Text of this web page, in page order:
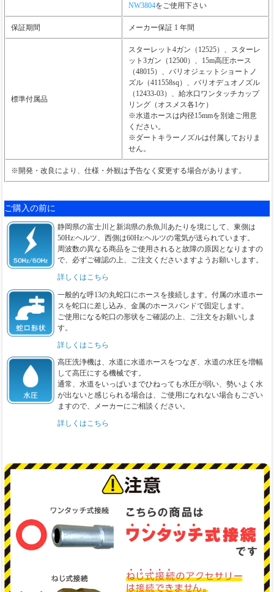
NW3804をご使用下さい
保証期間 メーカー保証 1 年間
標準付属品
スターレット4ガン（12525）、スターレ
ット3ガン（12500）、15m高圧ホース
（48015）、バリオジェットショートノ
ズル（411558sq）、バリオデュオノズル
（12433-03）、給水口ワンタッチカップ
リング（オスメス各1ケ）
※水道ホースは内径15mmを別途ご用意
ください。
※ダートキラーノズルは付属しておりま
せん。
※開発・改良により、仕様・外観は予告なく変更する場合があります。
ご購入の前に
静岡県の富士川と新潟県の糸魚川あたりを境にして、東側は
50Hz:ヘルツ、西側は60Hz:ヘルツの電気が送られています。
周波数の異なる商品をご使用されると故障の原因となりますの
で、必ずご確認の上、ご注文くださいますようお願いします。
詳しくはこちら
一般的な呼13の丸蛇口にホースを接続します。付属の水道ホー
スを蛇口に差し込み、金属のホースバンドで固定します。
ご使用になる蛇口の形状をご確認の上、ご注文をお願いしま
す。
詳しくはこちら
高圧洗浄機は、水道に水道ホースをつなぎ、水道の水圧を増幅
して高圧にする機械です。
通常、水道をいっぱいまでひねっても水圧が弱い、勢いよく水
が出ないと感じられる場合は、ご使用になれない場合もござい
ますので、メーカーにご相談ください。
詳しくはこちら